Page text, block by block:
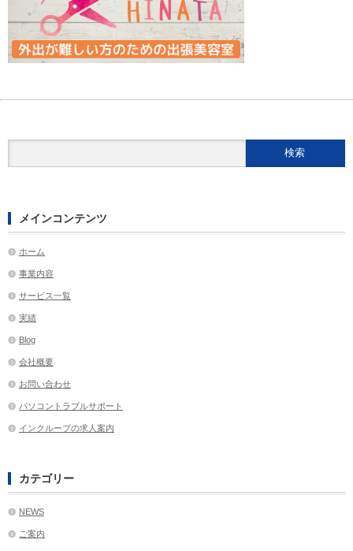
メインコンテンツ
ホーム
事業内容
サービス一覧
実績
Blog
会社概要
お問い合わせ
パソコントラブルサポート
インクループの求人案内
カテゴリー
NEWS
ご案内